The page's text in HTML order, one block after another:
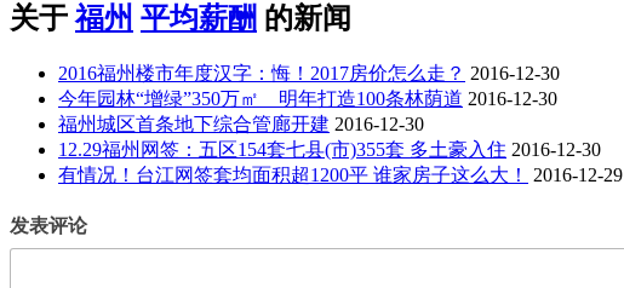
关于 福州 平均薪酬 的新闻
2016福州楼市年度汉字：悔！2017房价怎么走？ 2016-12-30
今年园林“增绿”350万㎡ 明年打造100条林荫道 2016-12-30
福州城区首条地下综合管廊开建 2016-12-30
12.29福州网签：五区154套七县(市)355套 多土豪入住 2016-12-30
有情况！台江网签套均面积超1200平 谁家房子这么大！
2016-12-29
发表评论